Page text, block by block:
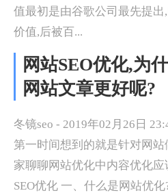
值最初是由谷歌公司最先提
价值,后被百...
网站SEO优化,为
网站文章更好呢?
冬镜seo - 2019年02月26日
第一时间想到的就是针对网
家聊聊网站优化中内容优化
SEO优化 一、什么是网站优